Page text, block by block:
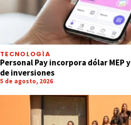
TECNOLOGÍA
Personal Pay incorpora dólar MEP
de inversiones
5 de agosto, 2026